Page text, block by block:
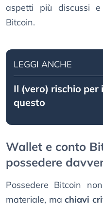
aspetti più discussi e
Bitcoin.
LEGGI ANCHE
Il (vero) rischio per
questo
Wallet e conto
possedere
Possedere Bitcoin
materiale, machiavi